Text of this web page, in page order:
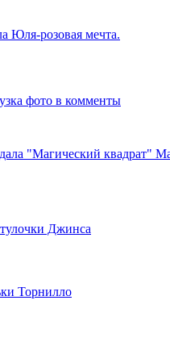
Юля-розовая мечта.
фото в комменты
"Магический квадрат"
Джинса
Торнилло